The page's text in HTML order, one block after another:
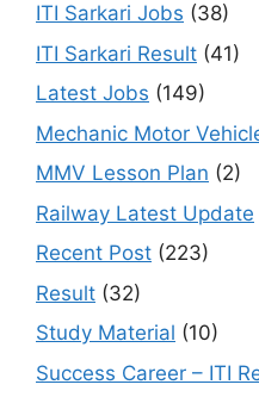
ITI Sarkari Jobs (38)
ITI Sarkari Result (41)
Latest Jobs (149)
Mechanic Motor
MMV Lesson Plan (2)
Railway Latest Update
Recent Post (223)
Result (32)
Study Material (10)
Success Career – ITI